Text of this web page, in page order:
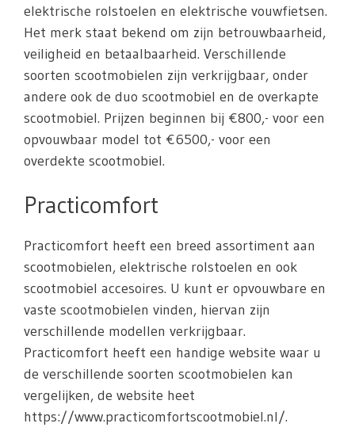
elektrische rolstoelen en elektrische vouwfietsen.
Het merk staat bekend om zijn betrouwbaarheid,
veiligheid en betaalbaarheid. Verschillende
soorten scootmobielen zijn verkrijgbaar, onder
andere ook de duo scootmobiel en de overkapte
scootmobiel. Prijzen beginnen bij €800,- voor een
opvouwbaar model tot €6500,- voor een
overdekte scootmobiel.
Practicomfort
Practicomfort heeft een breed assortiment aan
scootmobielen, elektrische rolstoelen en ook
scootmobiel accesoires. U kunt er opvouwbare en
vaste scootmobielen vinden, hiervan zijn
verschillende modellen verkrijgbaar.
Practicomfort heeft een handige website waar u
de verschillende soorten scootmobielen kan
vergelijken, de website heet
https://www.practicomfortscootmobiel.nl/.